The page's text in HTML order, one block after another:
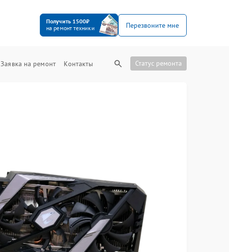
Получить 1500₽
на ремонт техники
Перезвоните мне
Заявка на ремонт Контакты Статус ремонта